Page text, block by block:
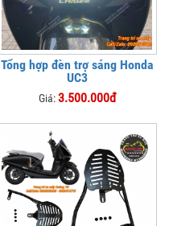
Tổng hợp đèn trợ sáng Honda
UC3
Giá:3.500.000đ